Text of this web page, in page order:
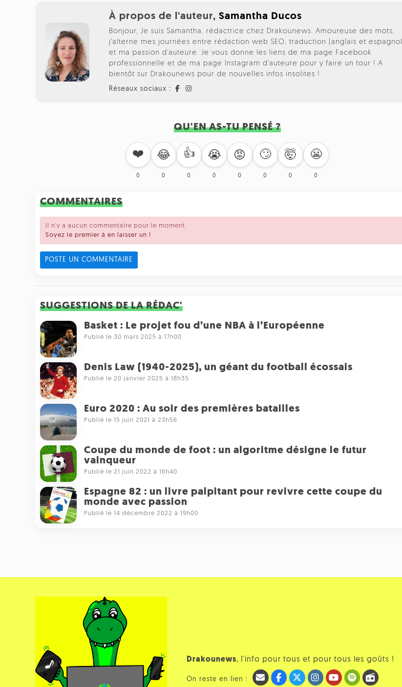
À propos de l'auteur,Samantha Ducos
Bonjour, Je suis Samantha, rédactrice chez Drakounews. Amoureuse des mots,
j'alterne mes journées entre rédaction web SEO, traduction (anglais et espagnol)
et ma passion d'auteure. Je vous donne les liens de ma page Facebook
professionnelle et de ma page Instagram d'auteure pour y faire un tour ! A
bientôt sur Drakounews pour de nouvelles infos insolites !
Réseaux sociaux :
QU'EN AS-TU PENSÉ ?
❤️
0
😂
0
👍
0
😭
0
😡
0
🙄
0
🤯
0
😬
0
COMMENTAIRES
Il n'y a aucun commentaire pour le moment.
Soyez le premier à en laisser un !
POSTE UN COMMENTAIRE
SUGGESTIONS DE LA RÉDAC'
Basket : Le projet fou d’une NBA à l’Européenne
Publié le 30 mars 2025 à 17h00
Denis Law (1940-2025), un géant du football écossais
Publié le 20 janvier 2025 à 18h35
Euro 2020 : Au soir des premières batailles
Publié le 15 juin 2021 à 23h56
Coupe du monde de foot : un algoritme désigne le futur
vainqueur
Publié le 21 juin 2022 à 16h40
Espagne 82 : un livre palpitant pour revivre cette coupe du
monde avec passion
Publié le 14 décembre 2022 à 19h00
Drakounews, l'info pour tous et pour tous les goûts !
On reste en lien :